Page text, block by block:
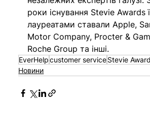
роки існування Stevie Awards
лауреатами ставали Apple,
Motor Company, Procter &
Roche Group та інші.
EverHelpcustomer serviceStevie
Новини